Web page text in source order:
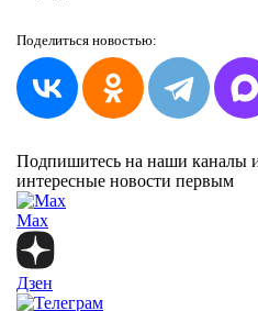
Поделиться новостью:
Подпишитесь на наши каналы
интересные новости первым
Max
Дзен